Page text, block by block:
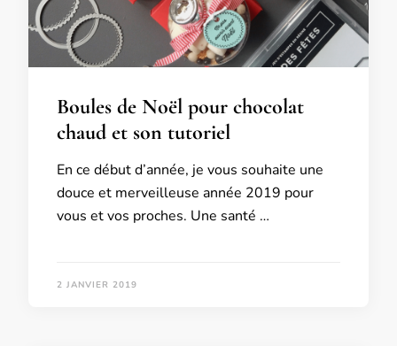
Boules de Noël pour chocolat
chaud et son tutoriel
En ce début d’année, je vous souhaite une
douce et merveilleuse année 2019 pour
vous et vos proches. Une santé …
2 JANVIER 2019